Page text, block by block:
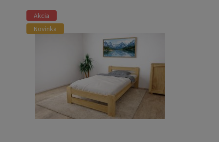
Akcia
Novinka